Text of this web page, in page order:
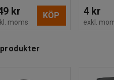
kr
moms
KÖP 4 kr
exkl.